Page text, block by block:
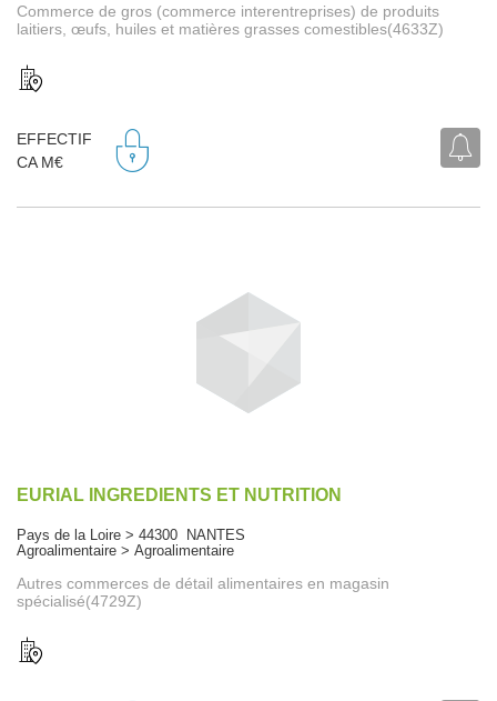
Commerce de gros (commerce interentreprises) de produits
laitiers, œufs, huiles et matières grasses comestibles(4633Z)
EFFECTIF
CA M€
EURIAL INGREDIENTS ET NUTRITION
Pays de la Loire > 44300 NANTES
Agroalimentaire > Agroalimentaire
Autres commerces de détail alimentaires en magasin
spécialisé(4729Z)